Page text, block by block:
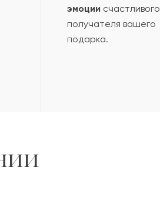
эмоции счастливого
получателя вашего
подарка.